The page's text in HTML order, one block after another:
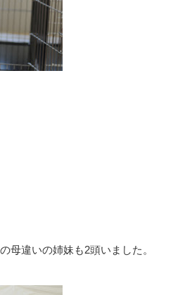
母違いの姉妹も2頭いました。